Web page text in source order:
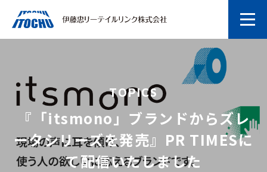
TOPICS
『「itsmono」ブランドからズレ
ータシリーズを発売』PR TIMESに
て配信いたしました